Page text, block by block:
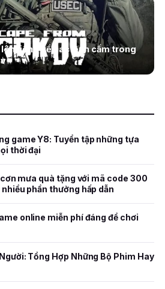
tiếng về các lệnh cấm trong
game Y8: Tuyển tập những tựa
thời đại
mưa quà tặng với mã code 300
phần thưởng hấp dẫn
online miễn phí đáng để chơi
Tổng Hợp Những Bộ Phim Hay